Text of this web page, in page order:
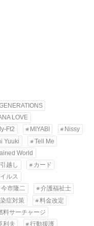
LOVE
Ft2 MIYABI
Nissy
Yuuki
Tell Me
World
越し
カード
ルス
今市隆二
介護福祉士
症対策
料金改定
料サーチャージ
利夫 行動援護